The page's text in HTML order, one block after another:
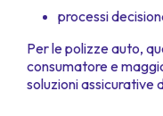
processi
Per le polizze auto,
consumatore e
soluzioni assicurative